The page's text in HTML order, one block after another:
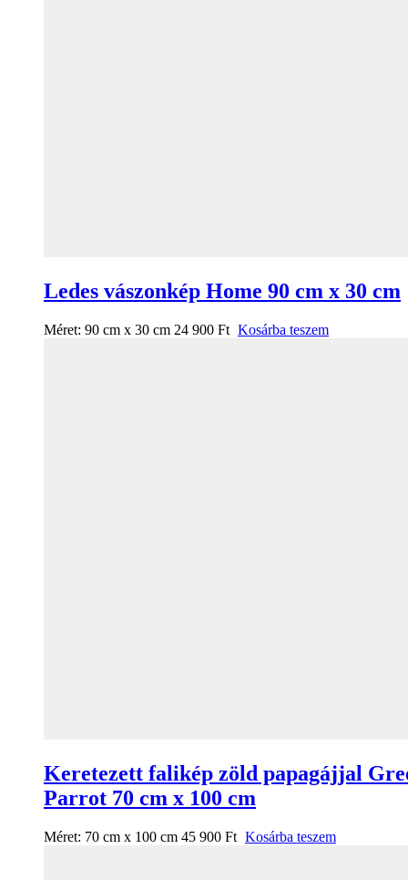
Ledes vászonkép Home 90 cm x 30 cm
Méret: 90 cm x 30 cm 24 900 Ft Kosárba teszem
Keretezett falikép zöld papagájjal
Parrot 70 cm x 100 cm
Méret: 70 cm x 100 cm 45 900 Ft Kosárba teszem